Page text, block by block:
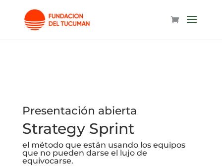
Presentación abierta
Strategy Sprint
el método que están usando los equipos
que no pueden darse el lujo de
equivocarse.